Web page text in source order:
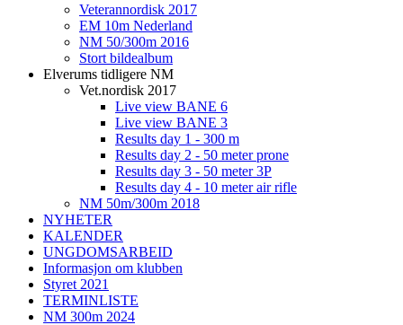
Veterannordisk 2017
EM 10m Nederland
NM 50/300m 2016
Stort bildealbum
Elverums tidligere NM
Vet.nordisk 2017
Live view BANE 6
Live view BANE 3
Results day 1 - 300 m
Results day 2 - 50 meter prone
Results day 3 - 50 meter 3P
Results day 4 - 10 meter air rifle
NM 50m/300m 2018
NYHETER
KALENDER
UNGDOMSARBEID
Informasjon om klubben
Styret 2021
TERMINLISTE
NM 300m 2024